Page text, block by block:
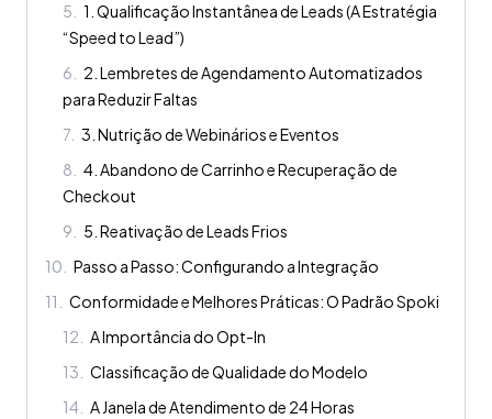
5
1. Qualificação Instantânea de Leads (A Estratégia
“Speed to Lead”)
6
2. Lembretes de Agendamento Automatizados
para Reduzir Faltas
7 3. Nutrição de Webinários e Eventos
8
4. Abandono de Carrinho e Recuperação de
Checkout
9
5. Reativação de Leads Frios
10
Passo a Passo: Configurando a Integração
11
Conformidade e Melhores Práticas: O Padrão Spoki
12
A Importância do Opt-In
13
Classificação de Qualidade do Modelo
14
A Janela de Atendimento de 24 Horas